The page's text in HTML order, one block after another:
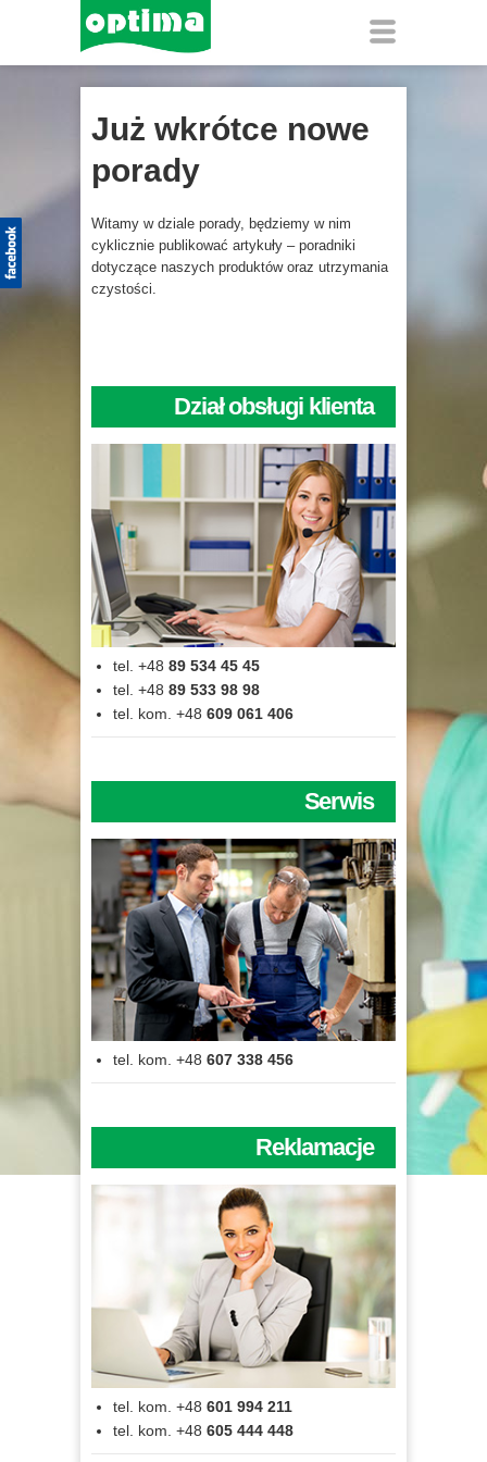
Już wkrótce nowe
porady
Witamy w dziale porady, będziemy w nim
cyklicznie publikować artykuły – poradniki
dotyczące naszych produktów oraz utrzymania
czystości.
Dział obsługi klienta
tel. +48 89 534 45 45
tel. +48 89 533 98 98
tel. kom. +48 609 061 406
Serwis
tel. kom. +48 607 338 456
Reklamacje
tel. kom. +48 601 994 211
tel. kom. +48 605 444 448